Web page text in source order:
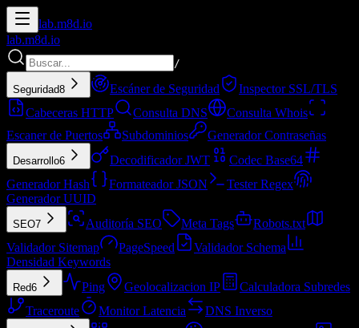
lab.m8d.io
lab.m8d.io
/
Seguridad8 Escáner de Seguridad
Inspector SSL/TLS
Cabeceras HTTP
Consulta DNS
Consulta Whois
Escaner de Puertos
Subdominios Generador Contraseñas
Desarrollo6 Decodificador JWT
Codec Base64
Generador Hash
Formateador JSON
Tester Regex
Generador UUID
SEO7 Auditoría SEO Meta Tags
Robots.txt
Validador Sitemap
PageSpeed
Validador Schema
Densidad Keywords
Red6 Ping Geolocalizacion IP
Calculadora Subredes
Traceroute
Monitor Latencia DNS Inverso